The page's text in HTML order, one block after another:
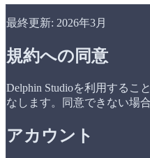
最終更新: 2026年3月
規約への同意
Delphin Studioを利用するこ
なします。同意できない場
アカウント